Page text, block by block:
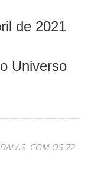
de 2021
Universo
COM OS 72